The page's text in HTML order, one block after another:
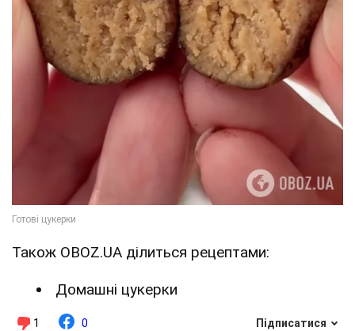
Також OBOZ.UA ділиться рецептами:
Домашні цукерки
1 0 Підписатися